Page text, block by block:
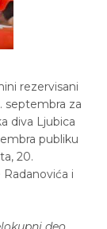
rezervisani
septembra za
diva Ljubica
publiku
20.
i